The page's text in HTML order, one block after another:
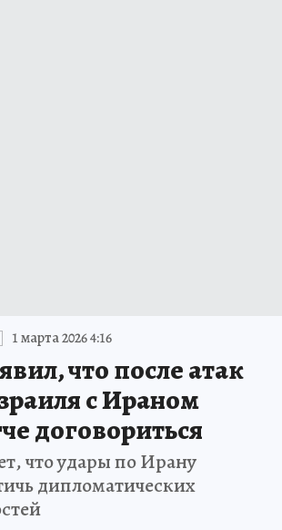
1 марта 2026 4:16
что после атак
с Ираном
договориться
что удары по Ирану
дипломатических